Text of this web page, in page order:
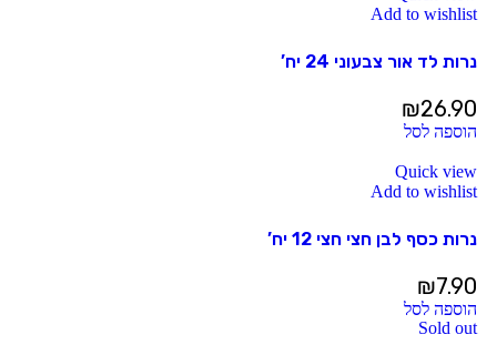
Add to wishlist
נרות לד אור צבעוני 24 יח’
₪26.90
הוספה לסל
Quick view
Add to wishlist
נרות כסף לבן חצי חצי 12 יח’
₪7.90
הוספה לסל
Sold out